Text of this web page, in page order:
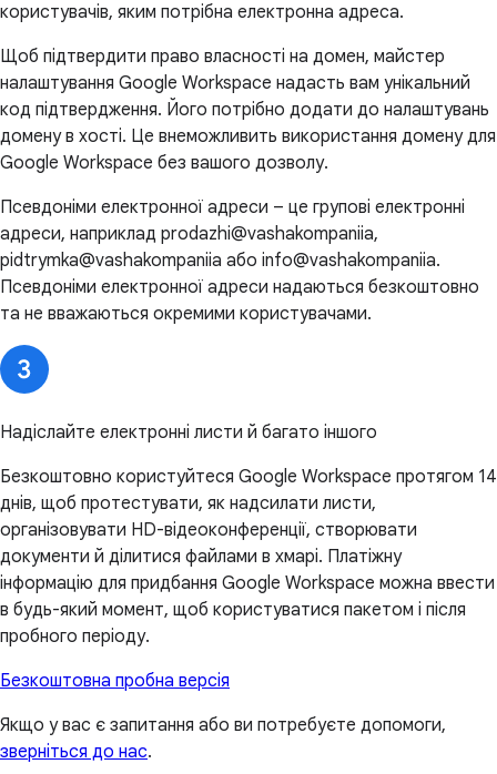
користувачів, яким потрібна електронна адреса.
Щоб підтвердити право власності на домен, майстер
налаштування Google Workspace надасть вам унікальний
код підтвердження. Його потрібно додати до налаштувань
домену в хості. Це внеможливить використання домену для
Google Workspace без вашого дозволу.
Псевдоніми електронної адреси – це групові електронні
адреси, наприклад prodazhi@vashakompaniia,
pidtrymka@vashakompaniia або info@vashakompaniia.
Псевдоніми електронної адреси надаються безкоштовно
та не вважаються окремими користувачами.
Надіслайте електронні листи й багато іншого
Безкоштовно користуйтеся Google Workspace протягом 14
днів, щоб протестувати, як надсилати листи,
організовувати HD-відеоконференції, створювати
документи й ділитися файлами в хмарі. Платіжну
інформацію для придбання Google Workspace можна ввести
в будь-який момент, щоб користуватися пакетом і після
пробного періоду.
Безкоштовна пробна версія
Якщо у вас є запитання або ви потребуєте допомоги,
зверніться до нас.